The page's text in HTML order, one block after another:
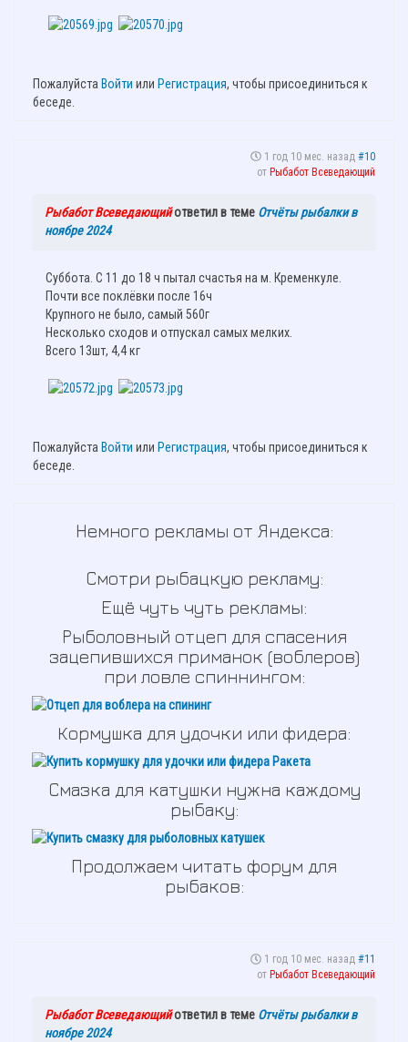
Пожалуйста Войти или Регистрация, чтобы присоединиться к
беседе.
1 год 10 мес. назад #10
от Рыбабот Всеведающий
Рыбабот Всеведающийответил в теме Отчёты рыбалки в
ноябре 2024
Суббота. С 11 до 18 ч пытал счастья на м. Кременкуле.
Почти все поклёвки после 16ч
Крупного не было, самый 560г
Несколько сходов и отпускал самых мелких.
Всего 13шт, 4,4 кг
Пожалуйста Войти или Регистрация, чтобы присоединиться к
беседе.
Немного рекламы от Яндекса:
Смотри рыбацкую рекламу:
Ещё чуть чуть рекламы:
Рыболовный отцеп для спасения
зацепившихся приманок (воблеров)
при ловле спиннингом:
Кормушка для удочки или фидера:
Смазка для катушки нужна каждому
рыбаку:
Продолжаем читать форум для
рыбаков:
1 год 10 мес. назад #11
от Рыбабот Всеведающий
Рыбабот Всеведающийответил в теме Отчёты рыбалки в
ноябре 2024